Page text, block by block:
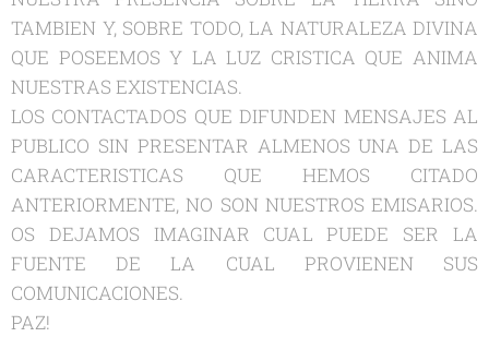
TAMBIEN Y, SOBRE TODO, LA NATURALEZA DIVINA
QUE POSEEMOS Y LA LUZ CRISTICA QUE ANIMA
NUESTRAS EXISTENCIAS.
LOS CONTACTADOS QUE DIFUNDEN MENSAJES AL
PUBLICO SIN PRESENTAR ALMENOS UNA DE LAS
CARACTERISTICAS QUE HEMOS CITADO
ANTERIORMENTE, NO SON NUESTROS EMISARIOS.
OS DEJAMOS IMAGINAR CUAL PUEDE SER LA
FUENTE DE LA CUAL PROVIENEN SUS
COMUNICACIONES.
PAZ!